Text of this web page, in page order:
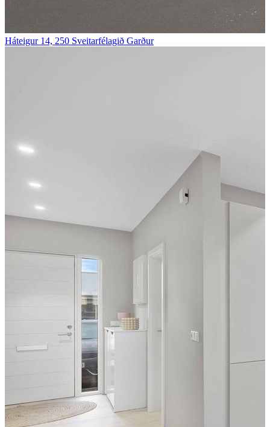
Háteigur 14, 250 Sveitarfélagið Garður